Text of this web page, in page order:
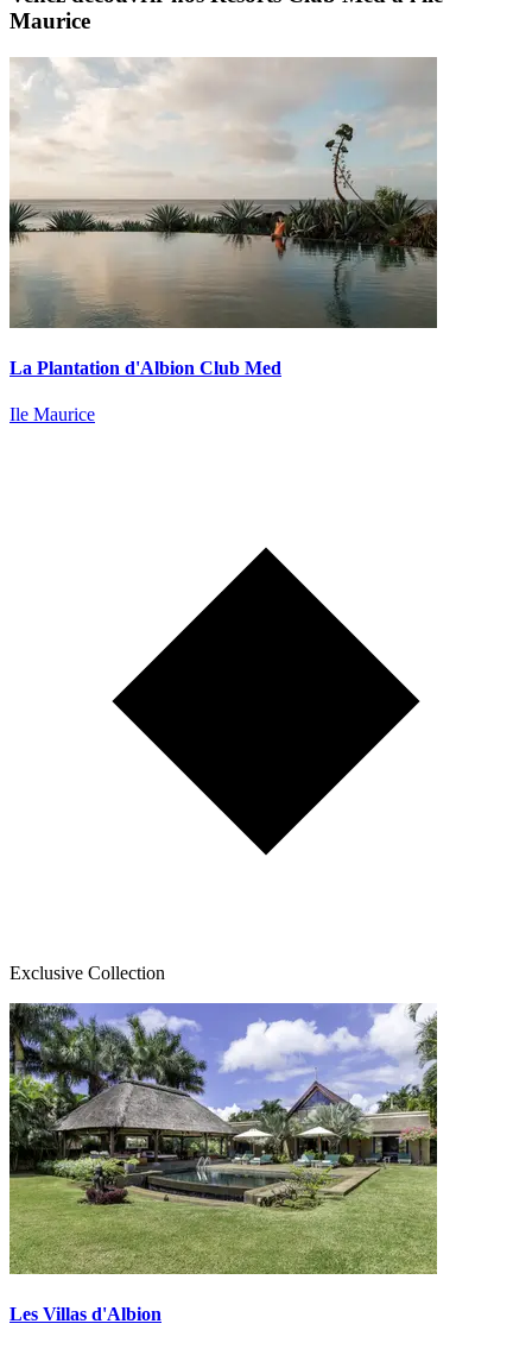
Maurice
La Plantation d'Albion Club Med
Ile Maurice
Exclusive Collection
Les Villas d'Albion